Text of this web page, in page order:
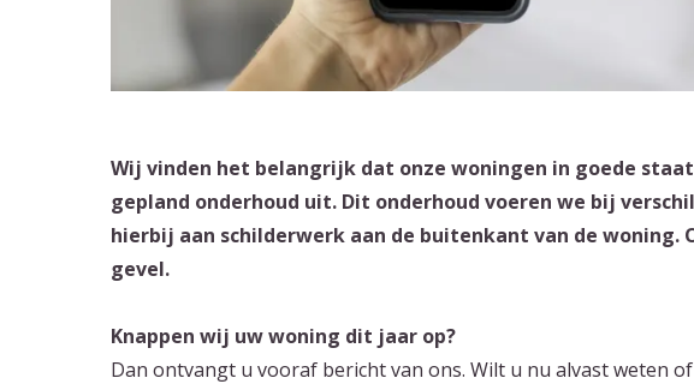
Wij vinden het belangrijk dat onze woningen in goede
gepland onderhoud uit. Dit onderhoud voeren we bij
hierbij aan schilderwerk aan de buitenkant van de woning.
gevel.
Knappen wij uw woning dit jaar op?
Dan ontvangt u vooraf bericht van ons. Wilt u nu alvast weten